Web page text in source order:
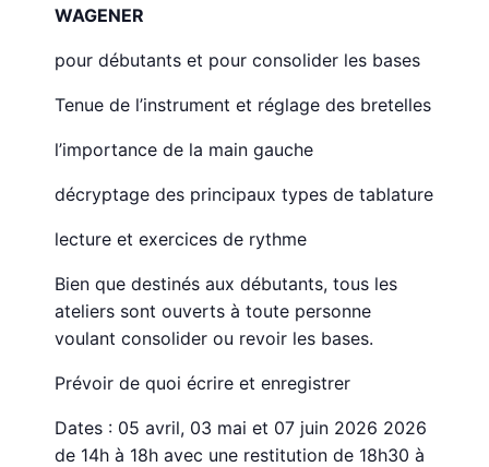
WAGENER
pour débutants et pour consolider les bases
Tenue de l’instrument et réglage des bretelles
l’importance de la main gauche
décryptage des principaux types de tablature
lecture et exercices de rythme
Bien que destinés aux débutants, tous les
ateliers sont ouverts à toute personne
voulant consolider ou revoir les bases.
Prévoir de quoi écrire et enregistrer
Dates : 05 avril, 03 mai et 07 juin 2026 2026
de 14h à 18h avec une restitution de 18h30 à